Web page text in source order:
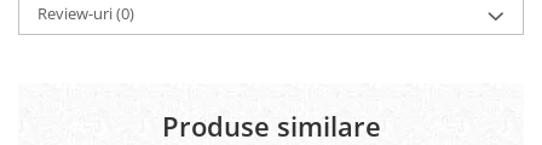
Adeziv dentar si ingrijire proteza
Geluri si deodorante igiena intima
Review-uri(0)
Produse similare